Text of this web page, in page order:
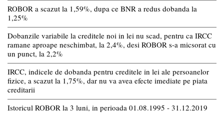
ROBOR a scazut la 1,59%, dupa ce BNR a redus dobanda la
1,25%
Dobanzile variabile la creditele noi in lei nu scad, pentru ca IRCC
ramane aproape neschimbat, la 2,4%, desi ROBOR s-a micsorat cu
un punct, la 2,2%
IRCC, indicele de dobanda pentru creditele in lei ale persoanelor
fizice, a scazut la 1,75%, dar nu va avea efecte imediate pe piata
creditarii
Istoricul ROBOR la 3 luni, in perioada 01.08.1995 - 31.12.2019